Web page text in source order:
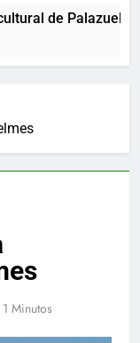
de Palazuelos
1 Minutos